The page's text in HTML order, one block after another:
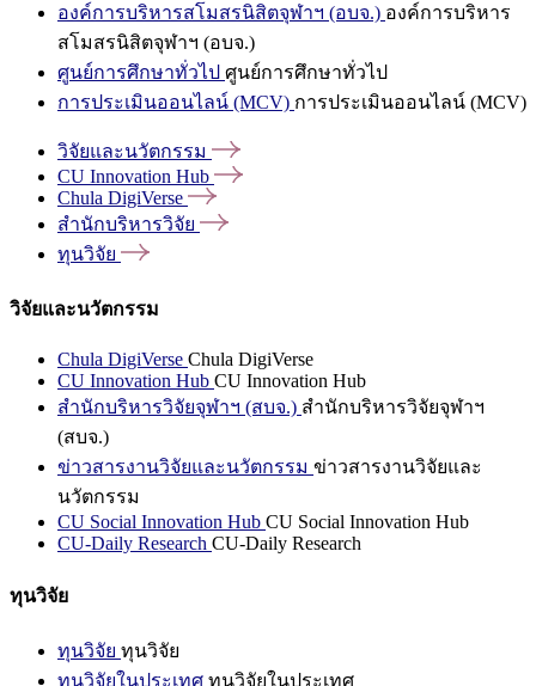
องค์การบริหารสโมสรนิสิตจุฬาฯ (อบจ.) องค์การบริหาร
สโมสรนิสิตจุฬาฯ (อบจ.)
ศูนย์การศึกษาทั่วไป ศูนย์การศึกษาทั่วไป
การประเมินออนไลน์ (MCV) การประเมินออนไลน์ (MCV)
วิจัยและนวัตกรรม
CU Innovation Hub
Chula DigiVerse
สำนักบริหารวิจัย
ทุนวิจัย
วิจัยและนวัตกรรม
Chula DigiVerse Chula DigiVerse
CU Innovation Hub CU Innovation Hub
สำนักบริหารวิจัยจุฬาฯ (สบจ.) สำนักบริหารวิจัยจุฬาฯ
(สบจ.)
ข่าวสารงานวิจัยและนวัตกรรม ข่าวสารงานวิจัยและ
นวัตกรรม
CU Social Innovation Hub CU Social Innovation Hub
CU-Daily Research CU-Daily Research
ทุนวิจัย
ทุนวิจัย ทุนวิจัย
ทุนวิจัยในประเทศ ทุนวิจัยในประเทศ